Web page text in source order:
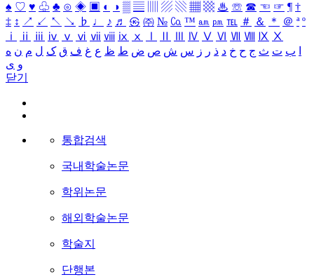
♠ ♡ ♥ ♧ ♣ ⊙ ◈ ▣ ◐ ◑ ▒ ▤ ▨ ▧ ▦ ▩ ♨ ☏ ☎ ☜ ☞ ¶ †
‡ ↕ ↗ ↙ ↖ ↘ ♭ ♩ ♪ ♬ ㉿ ㈜ № ㏇ ™ ㏂ ㏘ ℡ ＃ ＆ ＊ ＠ ª º
ⅰ
ⅱ ⅲ ⅳ ⅴ ⅵ ⅶ ⅷ ⅸ ⅹ Ⅳ Ⅴ Ⅵ Ⅶ Ⅷ Ⅸ Ⅹ
ب ت ث ج ح خ د ذ ر ز س ش ص ض ط ظ ع غ ف ق ک ل م ن ه
و ی
닫기
통합검색
국내학술논문
학위논문
해외학술논문
학술지
단행본